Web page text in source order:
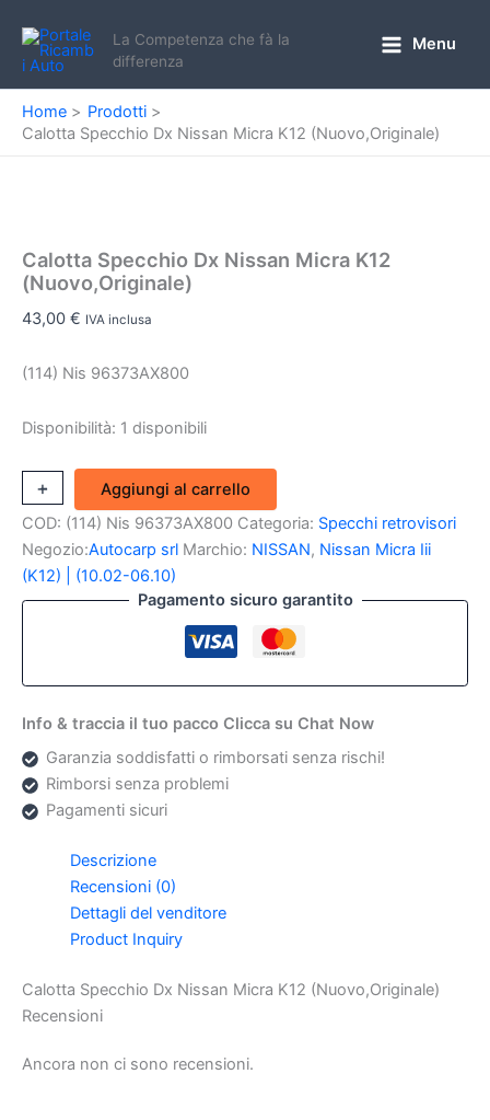
contenuto
La Competenza che fà la
differenza
Menu
Home
Prodotti
Calotta Specchio Dx Nissan Micra K12 (Nuovo,Originale)
Calotta Specchio Dx Nissan Micra K12
(Nuovo,Originale)
43,00 € IVA inclusa
(114) Nis 96373AX800
Disponibilità: 1 disponibili
-
Calotta
Specchio
Dx
Nissan
Micra
K12
(Nuovo,Originale)
+
Aggiungi al carrello
COD: (114) Nis 96373AX800 Categoria: Specchi retrovisori
Negozio:Autocarp srl Marchio: NISSAN, Nissan Micra Iii
(K12) | (10.02-06.10)
Pagamento sicuro garantito
Info & traccia il tuo pacco Clicca su Chat Now
Garanzia soddisfatti o rimborsati senza rischi!
Rimborsi senza problemi
Pagamenti sicuri
Descrizione
Recensioni (0)
Dettagli del venditore
Product Inquiry
Calotta Specchio Dx Nissan Micra K12 (Nuovo,Originale)
Recensioni
Ancora non ci sono recensioni.